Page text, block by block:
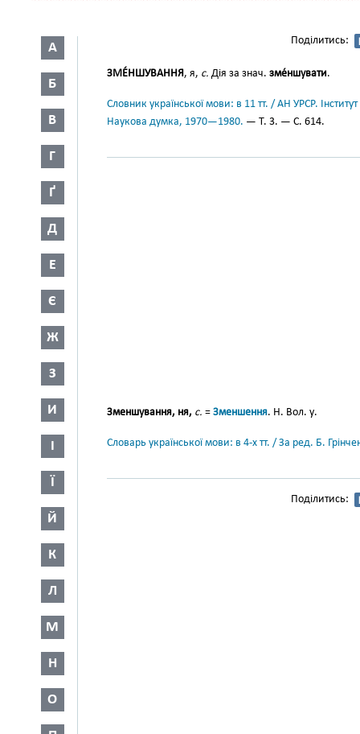
А
Б
В
Г
Ґ
Д
Е
Є
Ж
З
И
І
Ї
Й
К
Л
М
Н
О
Поділитись:
ЗМЕ́НШУВАННЯ, я, с. Дія за знач. зме́ншувати.
Словник української мови: в 11 тт. / АН УРСР.
Наукова думка, 1970—1980. — Т. 3. — С. 614.
Зменшування, ня, с. = Зменшення. Н. Вол. у.
Словарь української мови: в 4-х тт. / За ред. Б.
Поділитись: